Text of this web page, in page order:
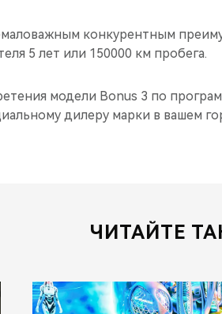
конкурентным
5 лет или 150000 км пробега.
модели Bonus 3 по
дилеру марки в вашем
ЧИТАЙТЕ